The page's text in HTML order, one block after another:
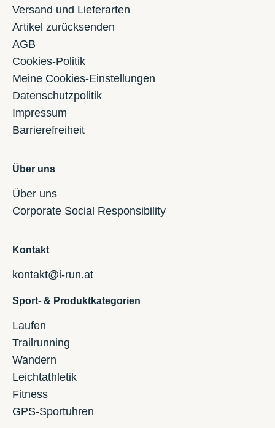
Versand und Lieferarten
Artikel zurücksenden
AGB
Cookies-Politik
Meine Cookies-Einstellungen
Datenschutzpolitik
Impressum
Barrierefreiheit
Über uns
Über uns
Corporate Social Responsibility
Kontakt
kontakt@i-run.at
Sport- & Produktkategorien
Laufen
Trailrunning
Wandern
Leichtathletik
Fitness
GPS-Sportuhren